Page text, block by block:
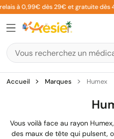
Aller
au
contenu
à 0,99€ dès 29€ et gratuite dès
Accueil Marques Humex
Vous voilà face au rayon
des maux de tête qui pulsent,